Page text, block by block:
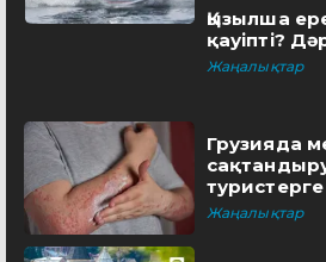
Қызылша
қауіпті?
Жаңалықтар
Грузияда
мүмкін
Жаңалықтар